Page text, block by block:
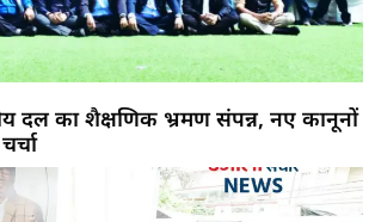
दल का शैक्षणिक भ्रमण संपन्न, नए कानूनों